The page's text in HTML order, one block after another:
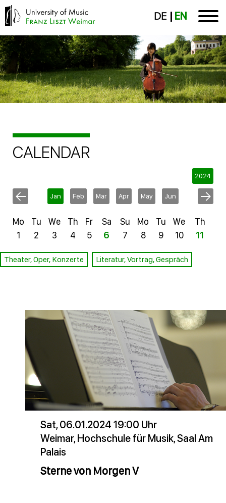
DE EN
CALENDAR
Jan Feb Mar Apr May Jun
2024
Mo
1
Tu
2
We
3
Th
4
Fr
5
Sa
6
Su
7
Mo
8
Tu
9
We
10
Th
11
Theater, Oper, Konzerte Literatur, Vortrag, Gespräch
Sat, 06.01.2024 19:00 Uhr
Weimar, Hochschule für Musik, Saal Am
Palais
Sterne von Morgen V